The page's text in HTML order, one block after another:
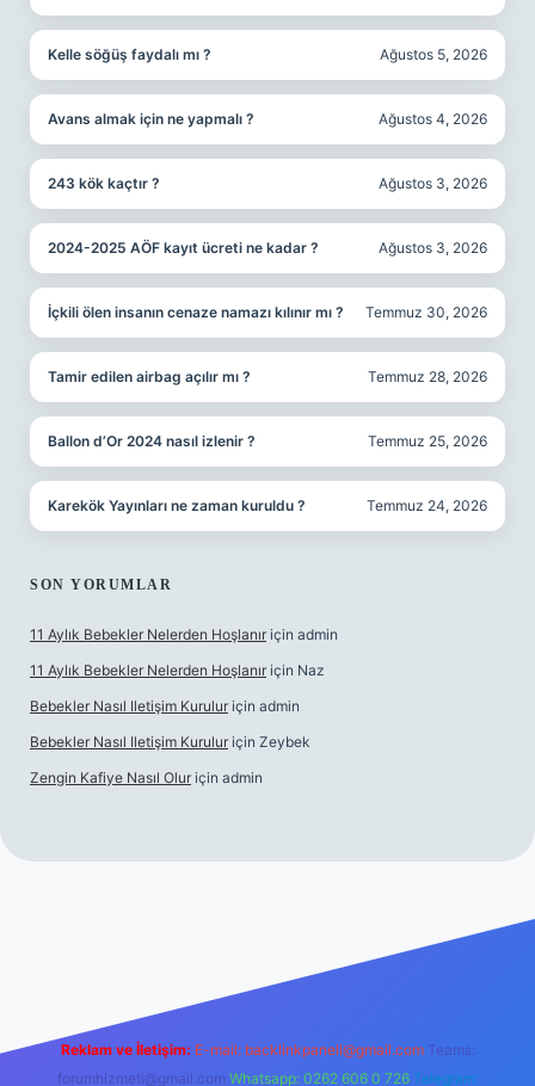
Kelle söğüş faydalı mı ? Ağustos 5, 2026
Avans almak için ne yapmalı ? Ağustos 4, 2026
243 kök kaçtır ? Ağustos 3, 2026
2024-2025 AÖF kayıt ücreti ne kadar ? Ağustos 3, 2026
İçkili ölen insanın cenaze namazı kılınır mı ? Temmuz 30, 2026
Tamir edilen airbag açılır mı ? Temmuz 28, 2026
Ballon d’Or 2024 nasıl izlenir ? Temmuz 25, 2026
Karekök Yayınları ne zaman kuruldu ? Temmuz 24, 2026
SON YORUMLAR
11 Aylık Bebekler Nelerden Hoşlanır için admin
11 Aylık Bebekler Nelerden Hoşlanır için Naz
Bebekler Nasıl Iletişim Kurulur için admin
Bebekler Nasıl Iletişim Kurulur için Zeybek
Zengin Kafiye Nasıl Olur için admin
Reklam ve İletişim: E-mail: backlinkpaneli@gmail.com Teams:
forumhizmeti@gmail.com Whatsapp: 0262 606 0 726 Telegram: